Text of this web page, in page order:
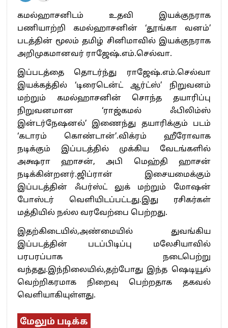
கமல்ஹாசனிடம் உதவி இயக்குநராக
பணியாற்றி கமல்ஹாசனின் ‘தூங்கா வனம்’
படத்தின் மூலம் தமிழ் சினிமாவில் இயக்குநராக
அறிமுகமானவர் ராஜேஷ்.எம்.செல்வா.
இப்படத்தை தொடர்ந்து ராஜேஷ்.எம்.செல்வா
இயக்கத்தில் ‘டிரைடென்ட் ஆர்ட்ஸ்’ நிறுவனம்
மற்றும் கமல்ஹாசனின் சொந்த தயாரிப்பு
நிறுவனமான ‘ராஜ்கமல் ஃபிலிம்ஸ்
இன்டர்நேஷனல்’ இணைந்து தயாரிக்கும் படம்
‘கடாரம் கொண்டான்’.விக்ரம் ஹீரோவாக
நடிக்கும் இப்படத்தில் முக்கிய வேடங்களில்
அக்ஷரா ஹாசன், அபி மெஹ்தி ஹாசன்
நடிக்கின்றனர்.ஜிப்ரான் இசையமைக்கும்
இப்படத்தின் ஃபர்ஸ்ட் லுக் மற்றும் மோஷன்
போஸ்டர் வெளியிடப்பட்டது.இது ரசிகர்கள்
மத்தியில் நல்ல வரவேற்பை பெற்றது.
இதற்கிடையில்,அண்மையில் துவங்கிய
இப்படத்தின் படப்பிடிப்பு மலேசியாவில்
பரபரப்பாக நடைபெற்று
வந்தது.இந்நிலையில்,தற்போது இந்த ஷெடியூல்
வெற்றிகரமாக நிறைவு பெற்றதாக தகவல்
வெளியாகியுள்ளது.
மேலும் படிக்க